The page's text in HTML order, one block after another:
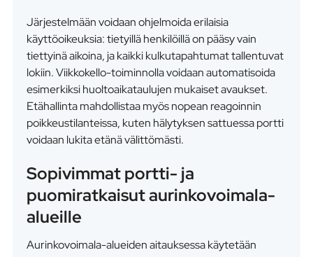
Järjestelmään voidaan ohjelmoida erilaisia
käyttöoikeuksia: tietyillä henkilöillä on pääsy vain
tiettyinä aikoina, ja kaikki kulkutapahtumat tallentuvat
lokiin. Viikkokello-toiminnolla voidaan automatisoida
esimerkiksi huoltoaikataulujen mukaiset avaukset.
Etähallinta mahdollistaa myös nopean reagoinnin
poikkeustilanteissa, kuten hälytyksen sattuessa portti
voidaan lukita etänä välittömästi.
Sopivimmat portti- ja
puomiratkaisut aurinkovoimala-
alueille
Aurinkovoimala-alueiden aitauksessa käytetään